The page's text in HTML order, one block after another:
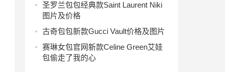
圣罗兰包包经典款Saint Laurent Niki
图片及价格
古奇包包新款Gucci Vault价格及图片
赛琳女包官网新款Celine Green艾娃
包偷走了我的心